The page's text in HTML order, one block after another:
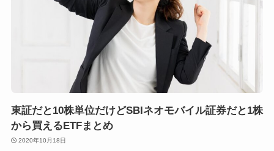
東証だと10株単位だけどSBIネオモバイル証券だと1株
から買えるETFまとめ
2020年10月18日